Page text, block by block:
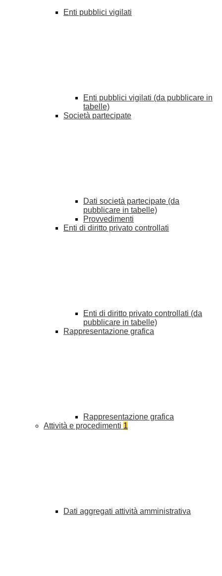
Enti pubblici vigilati
Enti pubblici vigilati (da pubblicare in
tabelle)
Società partecipate
Dati società partecipate (da
pubblicare in tabelle)
Provvedimenti
Enti di diritto privato controllati
Enti di diritto privato controllati (da
pubblicare in tabelle)
Rappresentazione grafica
Rappresentazione grafica
Attività e procedimenti 1
Dati aggregati attività amministrativa